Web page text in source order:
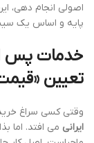
اصولی انجام دهی،
پایه و اساس یک
خدمات پس
تعیین
وقتی کسی سراغ
ایرانی می افتد. اما